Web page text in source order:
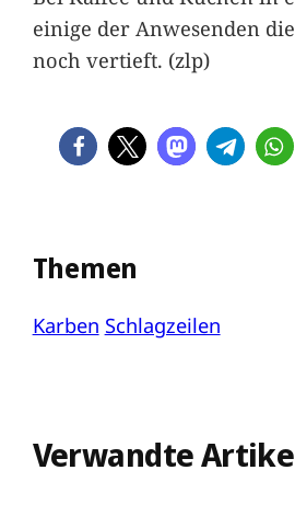
einige der Anwesenden
noch vertieft. (zlp)
Themen
Karben Schlagzeilen
Verwandte